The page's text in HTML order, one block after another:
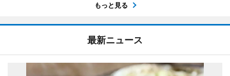
もっと見る
最新ニュース